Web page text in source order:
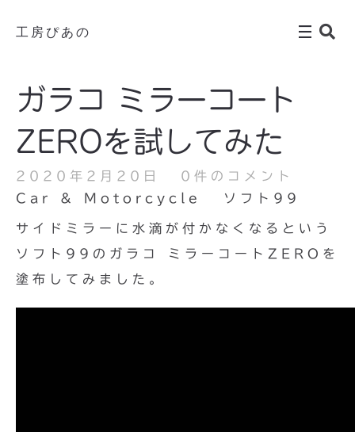
工房ぴあの
ガラコ ミラーコート
ZEROを試してみた
2020年2月20日
0件のコメント
Car & Motorcycle
ソフト99
サイドミラーに水滴が付かなくなるという
ソフト99のガラコ ミラーコートZEROを
塗布してみました。